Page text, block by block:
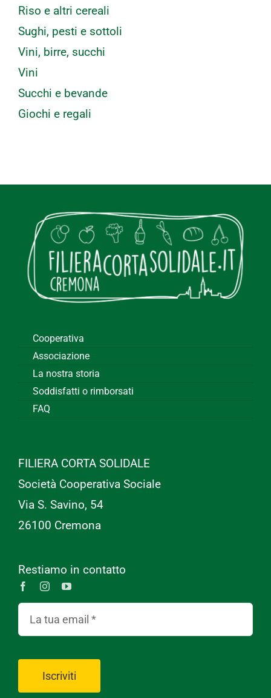
Riso e altri cereali
Sughi, pesti e sottoli
Vini, birre, succhi
Vini
Succhi e bevande
Giochi e regali
Cooperativa
Associazione
La nostra storia
Soddisfatti o rimborsati
FAQ
FILIERA CORTA SOLIDALE
Società Cooperativa Sociale
Via S. Savino, 54
26100 Cremona
Restiamo in contatto
Iscriviti